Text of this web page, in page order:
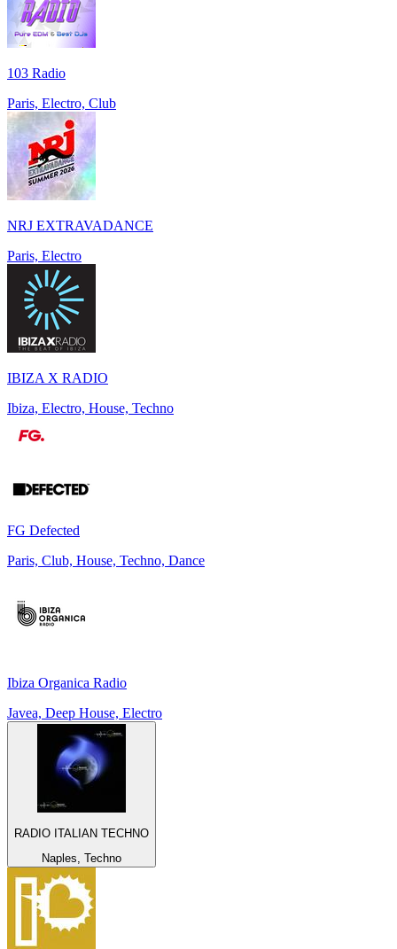
103 Radio
Paris, Electro, Club
NRJ EXTRAVADANCE
Paris, Electro
IBIZA X RADIO
Ibiza, Electro, House, Techno
FG Defected
Paris, Club, House, Techno, Dance
Ibiza Organica Radio
Javea, Deep House, Electro
RADIO ITALIAN TECHNO
Naples, Techno